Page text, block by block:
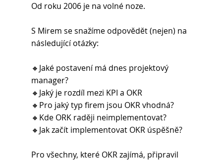
Od roku 2006 je na volné noze.
S Mirem se snažíme odpovědět (nejen) na
následující otázky:
🔸Jaké postavení má dnes projektový
manager?
🔸Jaký je rozdíl mezi KPI a OKR
🔸Pro jaký typ firem jsou OKR vhodná?
🔸Kde ORK raději neimplementovat?
🔸Jak začít implementovat OKR úspěšně?
Pro všechny, které OKR zajímá, připravil